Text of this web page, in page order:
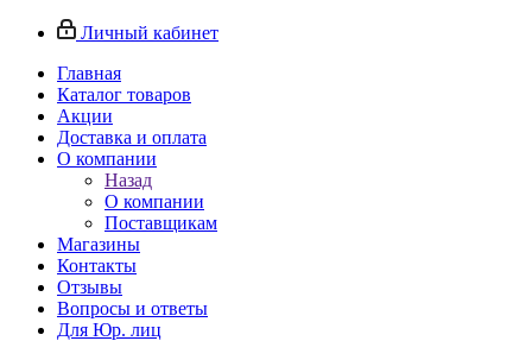
Личный кабинет
Главная
Каталог товаров
Акции
Доставка и оплата
О компании
Назад
О компании
Поставщикам
Магазины
Контакты
Отзывы
Вопросы и ответы
Для Юр. лиц